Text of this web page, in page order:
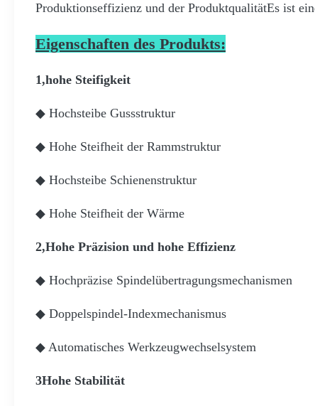
Produktionseffizienz und der ProduktqualitätEs ist
Eigenschaften des Produkts:
1,hohe Steifigkeit
◆ Hochsteibe Gussstruktur
◆ Hohe Steifheit der Rammstruktur
◆ Hochsteibe Schienenstruktur
◆ Hohe Steifheit der Wärme
2,Hohe Präzision und hohe Effizienz
◆ Hochpräzise Spindelübertragungsmechanismen
◆ Doppelspindel-Indexmechanismus
◆ Automatisches Werkzeugwechselsystem
3Hohe Stabilität